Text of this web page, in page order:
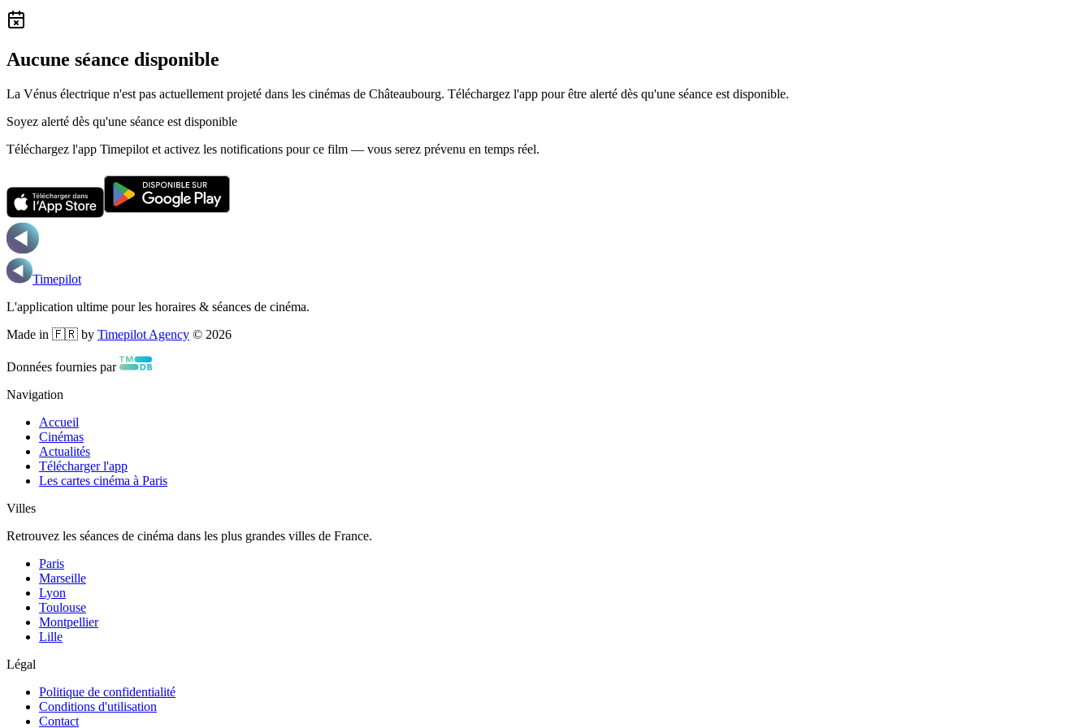
Aucune séance disponible
La Vénus électrique n'est pas actuellement projeté dans les cinémas de Châteaubourg. Téléchargez l'app pour être alerté dès qu'une séance est disponible.
Soyez alerté dès qu'une séance est disponible
Téléchargez l'app Timepilot et activez les notifications pour ce film — vous serez prévenu en temps réel.
Timepilot
L'application ultime pour les horaires & séances de cinéma.
Made in 🇫🇷 by Timepilot Agency © 2026
Données fournies par
Navigation
Accueil
Cinémas
Actualités
Télécharger l'app
Les cartes cinéma à Paris
Villes
Retrouvez les séances de cinéma dans les plus grandes villes de France.
Paris
Marseille
Lyon
Toulouse
Montpellier
Lille
Légal
Politique de confidentialité
Conditions d'utilisation
Contact